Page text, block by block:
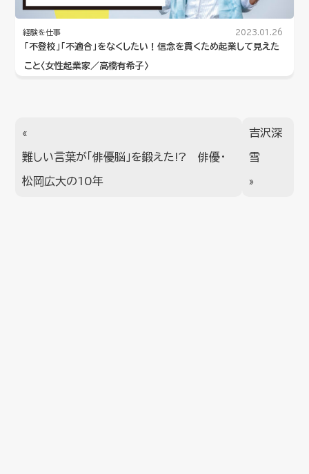
経験を仕事 2023.01.26
「不登校」「不適合」をなくしたい！信念を貫くため起業して見えた
こと〈女性起業家／高橋有希子〉
«
難しい言葉が「俳優脳」を鍛えた!? 俳優・
松岡広大の10年
吉沢深
雪
»